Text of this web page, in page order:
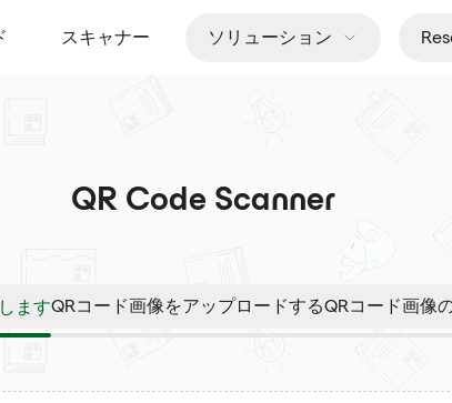
スキャナー ソリューション
QR Code Scanner
ますQRコード画像をアップロードするQRコード画像